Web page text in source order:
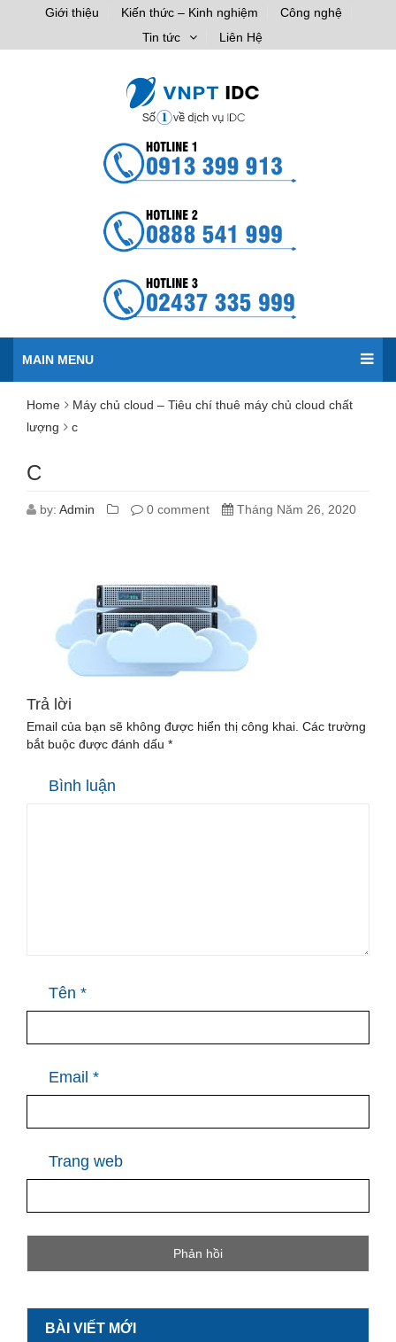
Giới thiệu Kiến thức – Kinh nghiệm
Công nghệ
Tin tức
Liên Hệ
MAIN MENU
Home
Máy chủ cloud – Tiêu chí thuê máy chủ cloud chất
lượng
c
C
by: Admin 0 comment Tháng Năm 26, 2020
Trả lời
Email của bạn sẽ không được hiển thị công khai. Các trường
bắt buộc được đánh dấu *
Bình luận
Tên *
Email *
Trang web
BÀI VIẾT MỚI